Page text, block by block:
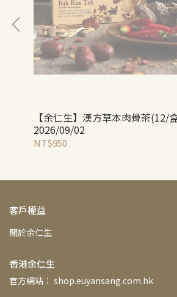
【余仁生】漢方草本肉骨茶(12/
2026/09/02
NT$950
客戶權益
關於余仁生
香港余仁生
官方網站： shop.euyansang.com.hk